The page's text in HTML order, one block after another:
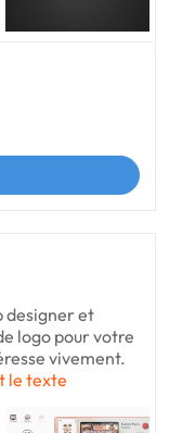
designer et
logo pour votre
vivement.
le texte